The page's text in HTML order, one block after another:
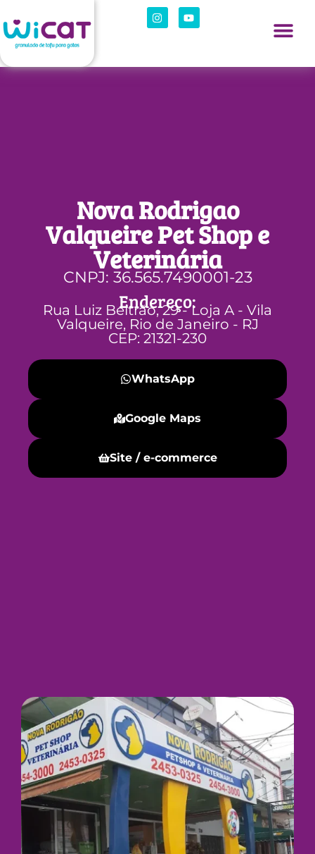
Nova Rodrigao
Valqueire Pet Shop e
Veterinária
CNPJ: 36.565.7490001-23
Endereço:
Rua Luiz Beltrão, 29 - Loja A - Vila
Valqueire, Rio de Janeiro - RJ
CEP: 21321-230
WhatsApp
Google Maps
Site / e-commerce